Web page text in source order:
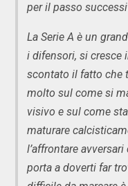
per il passo
La Serie A è un
i difensori, si cresce
scontato il fatto che
molto sul come si
visivo e sul come
maturare
l’affrontare
porta a doverti far